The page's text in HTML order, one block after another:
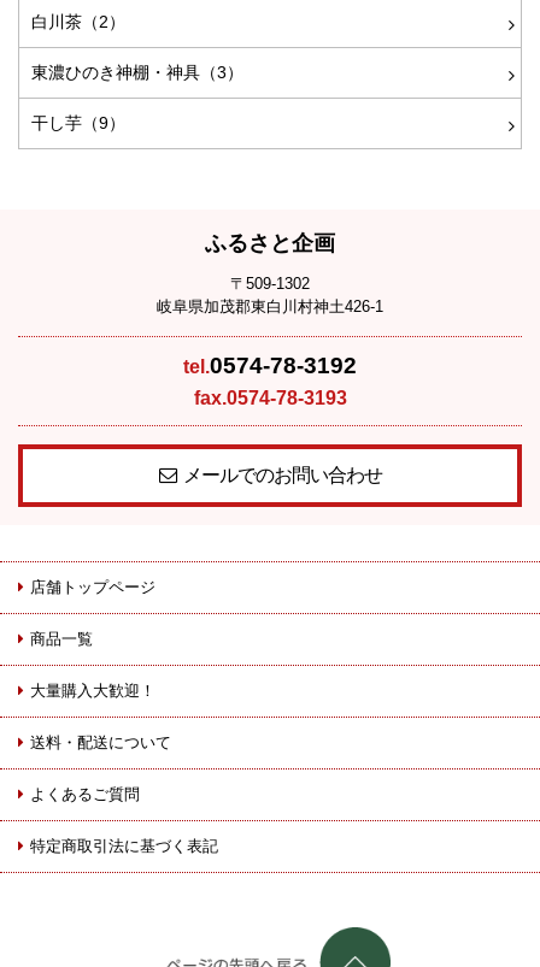
白川茶（2）
東濃ひのき神棚・神具（3）
干し芋（9）
ふるさと企画
〒509-1302
岐阜県加茂郡東白川村神土426-1
tel.0574-78-3192
fax.0574-78-3193
メールでのお問い合わせ
店舗トップページ
商品一覧
大量購入大歓迎！
送料・配送について
よくあるご質問
特定商取引法に基づく表記